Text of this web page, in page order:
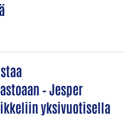
– Jesper
yksivuotisella